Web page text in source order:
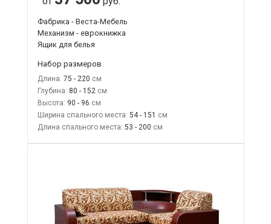
Фабрика - Веста-Мебель
Механизм - еврокнижка
Ящик для белья
Набор размеров
Длина: 75 - 220
Глубина: 80 - 152
Высота: 90 - 96
Ширина спального места: 54 - 151
Длина спального места: 53 - 200